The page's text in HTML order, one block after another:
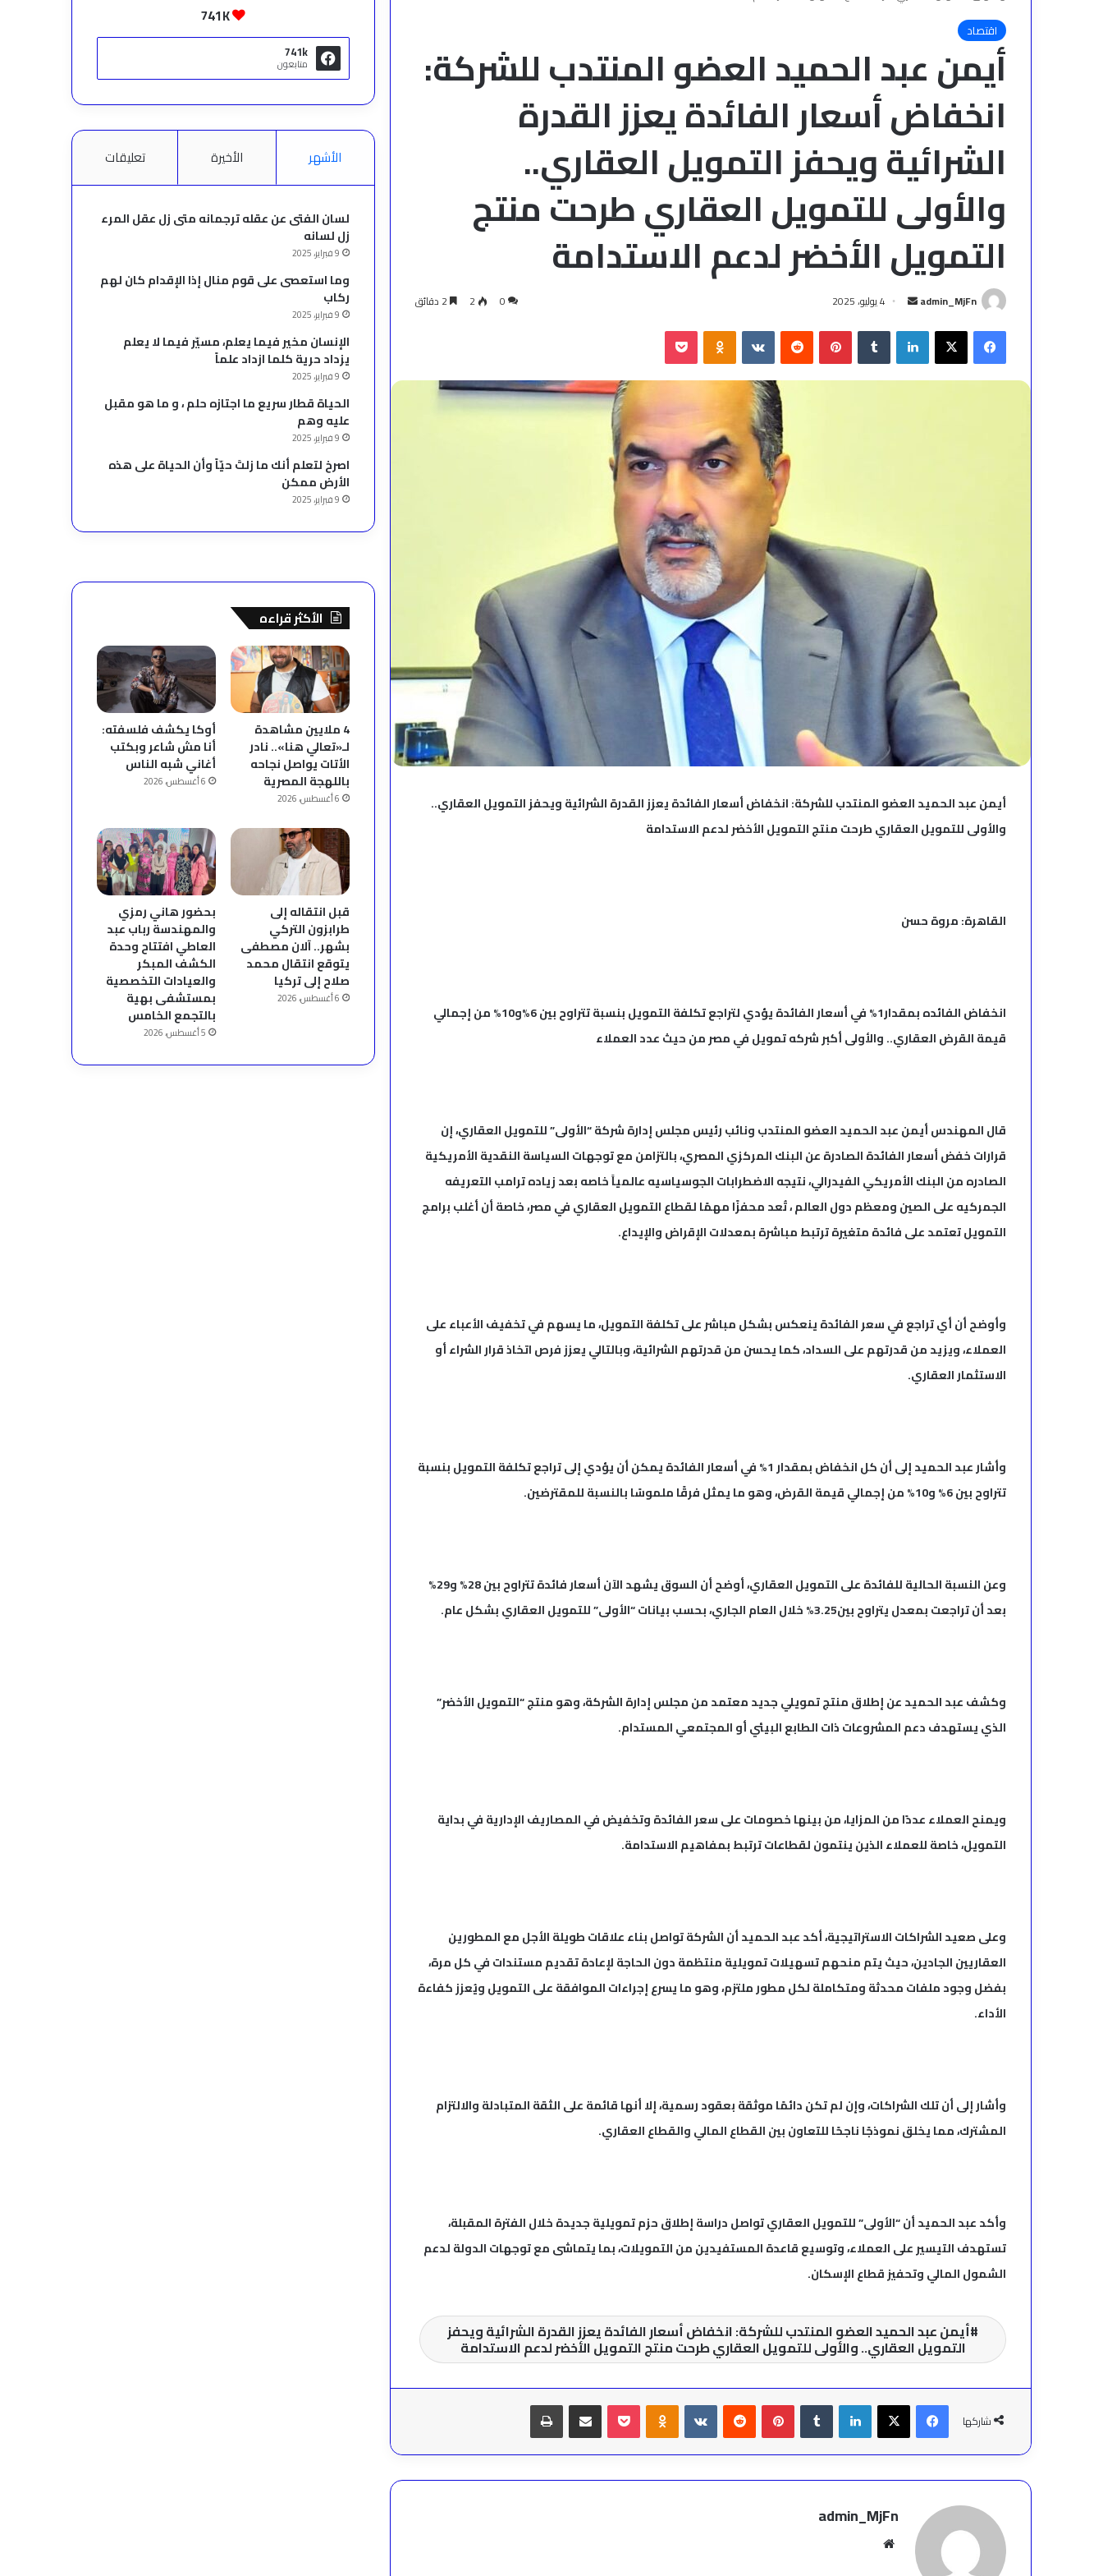
اقتصاد
أيمن عبد الحميد العضو المنتدب للشركة:
انخفاض أسعار الفائدة يعزز القدرة
الشرائية ويحفز التمويل العقاري..
والأولى للتمويل العقاري طرحت منتج
التمويل الأخضر لدعم الاستدامة
admin_MjFn
أرسل
إلكترونيا
4 يوليو، 2025 0
2
فيسبوك‫X لينكدإن بينتيريست Odnoklassniki
‫Pocket
أيمن عبد الحميد العضو المنتدب للشركة: انخفاض أسعار الفائدة يعزز القدرة الشرائية ويحفز التمويل العقاري..
والأولى للتمويل العقاري طرحت منتج التمويل الأخضر لدعم الاستدامة
القاهرة: مروة حسن
انخفاض الفائده بمقدار1% في أسعار الفائدة يؤدي لتراجع تكلفة التمويل بنسبة تتراوح بين 6%و10% من إجمالي
قيمة القرض العقاري.. والأولى أكبر شركه تمويل في مصر من حيث عدد العملاء
قال المهندس أيمن عبد الحميد العضو المنتدب ونائب رئيس مجلس إدارة شركة “الأولى” للتمويل العقاري، إن
قرارات خفض أسعار الفائدة الصادرة عن البنك المركزي المصري، بالتزامن مع توجهات السياسة النقدية الأمريكية
الصادره من البنك الأمريكي الفيدرالي، نتيجه الاضطرابات الجوسياسيه عالمياََ خاصه بعد زياده ترامب التعريفه
الجمركيه على الصين ومعظم دول العالم ، تُعد محفزًا مهمًا لقطاع التمويل العقاري في مصر، خاصة أن أغلب برامج
التمويل تعتمد على فائدة متغيرة ترتبط مباشرة بمعدلات الإقراض والإيداع.
وأوضح أن أي تراجع في سعر الفائدة ينعكس بشكل مباشر على تكلفة التمويل، ما يسهم في تخفيف الأعباء على
العملاء، ويزيد من قدرتهم على السداد، كما يحسن من قدرتهم الشرائية، وبالتالي يعزز فرص اتخاذ قرار الشراء أو
الاستثمار العقاري.
وأشار عبد الحميد إلى أن كل انخفاض بمقدار 1% في أسعار الفائدة يمكن أن يؤدي إلى تراجع تكلفة التمويل بنسبة
تتراوح بين 6% و10% من إجمالي قيمة القرض، وهو ما يمثل فرقًا ملموسًا بالنسبة للمقترضين.
وعن النسبة الحالية للفائدة على التمويل العقاري، أوضح أن السوق يشهد الآن أسعار فائدة تتراوح بين 28% و29%
بعد أن تراجعت بمعدل يتراوح بين3.25% خلال العام الجاري، بحسب بيانات “الأولى” للتمويل العقاري بشكل عام.
وكشف عبد الحميد عن إطلاق منتج تمويلي جديد معتمد من مجلس إدارة الشركة، وهو منتج “التمويل الأخضر”
الذي يستهدف دعم المشروعات ذات الطابع البيئي أو المجتمعي المستدام.
ويمنح العملاء عددًا من المزايا، من بينها خصومات على سعر الفائدة وتخفيض في المصاريف الإدارية في بداية
التمويل، خاصة للعملاء الذين ينتمون لقطاعات ترتبط بمفاهيم الاستدامة.
وعلى صعيد الشراكات الاستراتيجية، أكد عبد الحميد أن الشركة تواصل بناء علاقات طويلة الأجل مع المطورين
العقاريين الجادين، حيث يتم منحهم تسهيلات تمويلية منتظمة دون الحاجة لإعادة تقديم مستندات في كل مرة،
بفضل وجود ملفات محدثة ومتكاملة لكل مطور ملتزم، وهو ما يسرع إجراءات الموافقة على التمويل ويُعزز كفاءة
الأداء.
وأشار إلى أن تلك الشراكات، وإن لم تكن دائمًا موثقة بعقود رسمية، إلا أنها قائمة على الثقة المتبادلة والالتزام
المشترك، مما يخلق نموذجًا ناجحًا للتعاون بين القطاع المالي والقطاع العقاري.
وأكد عبد الحميد أن “الأولى” للتمويل العقاري تواصل دراسة إطلاق حزم تمويلية جديدة خلال الفترة المقبلة،
تستهدف التيسير على العملاء، وتوسيع قاعدة المستفيدين من التمويلات، بما يتماشى مع توجهات الدولة لدعم
الشمول المالي وتحفيز قطاع الإسكان.
أيمن عبد الحميد العضو المنتدب للشركة: انخفاض أسعار الفائدة يعزز القدرة الشرائية ويحفز
التمويل العقاري.. والأولى للتمويل العقاري طرحت منتج التمويل الأخضر لدعم الاستدامة
شاركها
فيسبوك‫X لينكدإن بينتيريست Odnoklassniki
‫Pocket مشاركة عبر البريد طباعة
admin_MjFn
741K
741k
متابعون
الأشهر الأخيرة تعليقات
لسان الفتى عن عقله ترجمانه متى زل عقل المرء
زل لسانه
9 فبراير، 2025
وما استعصى على قوم منال إذا الإقدام كان لهم
ركاب
9 فبراير، 2025
الإنسان مخير فيما يعلم، مسيّر فيما لا يعلم
يزداد حرية كلما ازداد علماً
9 فبراير، 2025
الحياة قطار سريع ما اجتازه حلم ، و ما هو مقبل
عليه وهم
9 فبراير، 2025
‫اصرخ لتعلم أنك ما زلتَ حيّاً وأن الحياة على هذه
الأرض ممكن
9 فبراير، 2025
الأكثر قراءه
4 ملايين مشاهدة
لـ«تعالي هنا».. نادر
الأتات يواصل نجاحه
باللهجة المصرية
6 أغسطس، 2026
أوكا يكشف فلسفته:
أنا مش شاعر وبكتب
أغاني شبه الناس
6 أغسطس، 2026
قبل انتقاله إلى
طرابزون التركي
بشهر.. آلان مصطفى
يتوقع انتقال محمد
صلاح إلى تركيا
6 أغسطس، 2026
بحضور هاني رمزي
والمهندسة رباب عبد
العاطي افتتاح وحدة
الكشف المبكر
والعيادات التخصصية
بمستشفى بهية
بالتجمع الخامس
5 أغسطس، 2026